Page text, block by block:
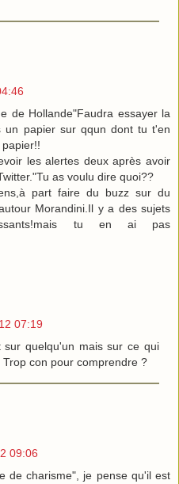
de Hollande"Faudra essayer la
un papier sur qqun dont tu t'en
les alertes deux après avoir
as voulu dire quoi??
part faire du buzz sur du
Morandini.Il y a des sujets
tu en ai pas
07:19
quelqu'un mais sur ce qui
con pour comprendre ?
09:06
de charisme", je pense qu'il est